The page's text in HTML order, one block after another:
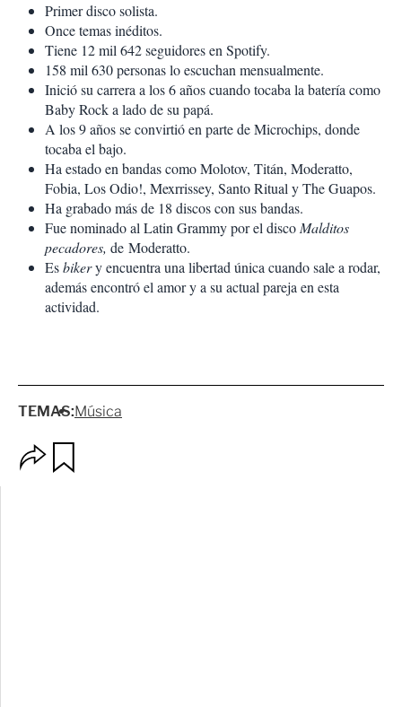
Primer disco solista.
Once temas inéditos.
Tiene 12 mil 642 seguidores en Spotify.
158 mil 630 personas lo escuchan mensualmente.
Inició su carrera a los 6 años cuando tocaba la batería como
Baby Rock a lado de su papá.
A los 9 años se convirtió en parte de Microchips, donde
tocaba el bajo.
Ha estado en bandas como Molotov, Titán, Moderatto,
Fobia, Los Odio!, Mexrrissey, Santo Ritual y The Guapos.
Ha grabado más de 18 discos con sus bandas.
Fue nominado al Latin Grammy por el discoMalditos
pecadores, de Moderatto.
Esbikery encuentra una libertad única cuando sale a rodar,
además encontró el amor y a su actual pareja en esta
actividad.
TEMAS:Música